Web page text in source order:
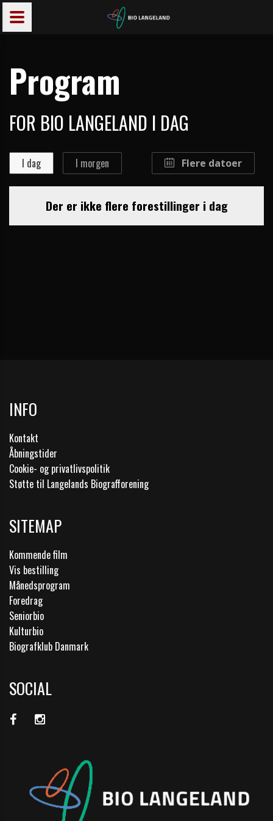
INFO
Kontakt
Åbningstider
Cookie- og privatlivspolitik
Støtte til Langelands Biografforening
SITEMAP
Kommende film
Vis bestilling
Månedsprogram
Foredrag
Seniorbio
Kulturbio
Biografklub Danmark
SOCIAL